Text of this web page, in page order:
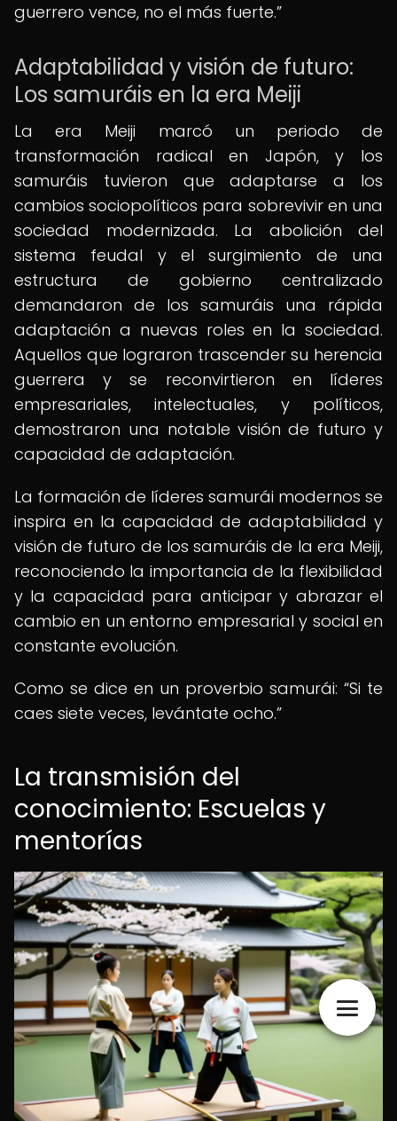
guerrero vence, no el más fuerte.
Adaptabilidad y visión de futuro:
Los samuráis en la era Meiji
La era Meiji marcó un periodo de
transformación radical en Japón, y los
samuráis tuvieron que adaptarse a los
cambios sociopolíticos para sobrevivir en una
sociedad modernizada. La abolición del
sistema feudal y el surgimiento de una
estructura de gobierno centralizado
demandaron de los samuráis una rápida
adaptación a nuevas roles en la sociedad.
Aquellos que lograron trascender su herencia
guerrera y se reconvirtieron en líderes
empresariales, intelectuales, y políticos,
demostraron una notable visión de futuro y
capacidad de adaptación.
La formación de líderes samurái modernos se
inspira en la capacidad de adaptabilidad y
visión de futuro de los samuráis de la era Meiji,
reconociendo la importancia de la flexibilidad
y la capacidad para anticipar y abrazar el
cambio en un entorno empresarial y social en
constante evolución.
Como se dice en un proverbio samurái: Si te
caes siete veces, levántate ocho.
La transmisión del
conocimiento: Escuelas y
mentorías